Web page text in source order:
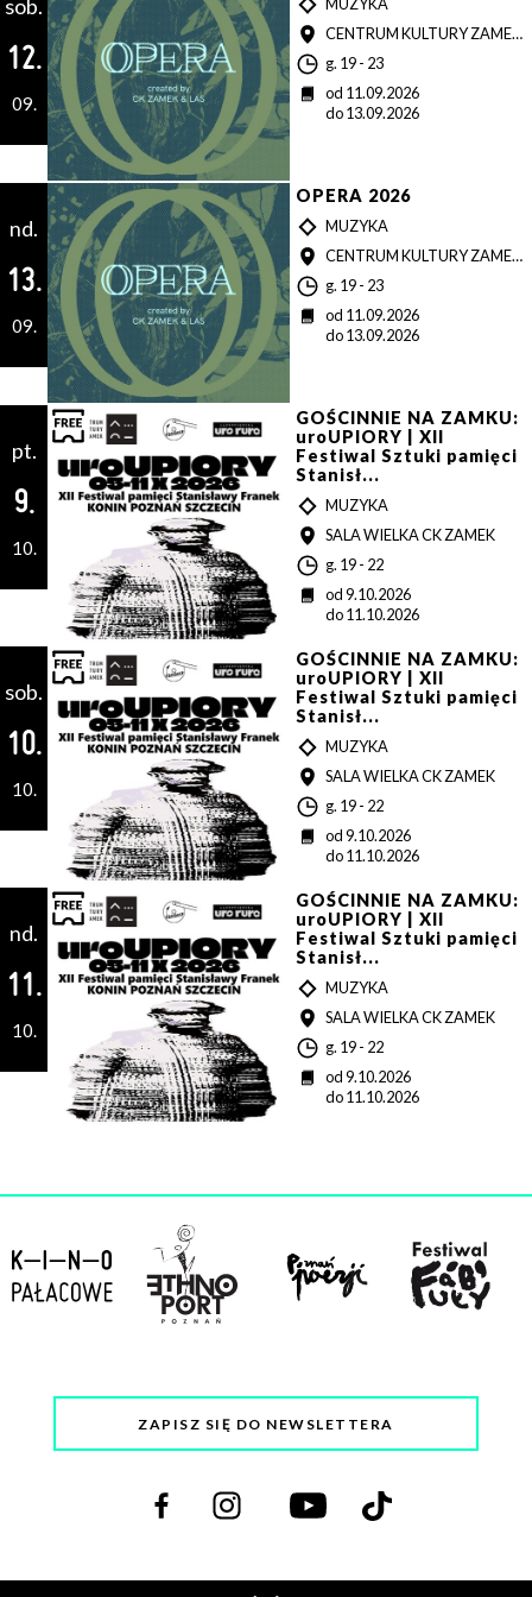
sob.
12.
09.
Y
P
MIEJSCE
CENTRUM KULTURY ZAMEK W POZNANIU
G
o
d
g. 19 - 23
D
od 11.09.2026
do 13.09.2026
nd.
13.
09.
OPERA 2026
T
Y
P
MUZYKA
MIEJSCE
CENTRUM KULTURY ZAMEK W POZNANIU
G
o
d
g. 19 - 23
D
od 11.09.2026
do 13.09.2026
pt.
9.
10.
GOŚCINNIE NA ZAMKU:
uroUPIORY | XII
Festiwal Sztuki pamięci
Stanisł...
T
Y
P
MUZYKA
MIEJSCE
SALA WIELKA CK ZAMEK
G
o
d
n
a
g. 19 - 22
D
a
od 9.10.2026
do 11.10.2026
sob.
10.
10.
GOŚCINNIE NA ZAMKU:
uroUPIORY | XII
Festiwal Sztuki pamięci
Stanisł...
T
Y
P
MUZYKA
MIEJSCE
SALA WIELKA CK ZAMEK
G
o
d
n
a
g. 19 - 22
D
a
od 9.10.2026
do 11.10.2026
nd.
11.
10.
GOŚCINNIE NA ZAMKU:
uroUPIORY | XII
Festiwal Sztuki pamięci
Stanisł...
T
Y
P
MUZYKA
MIEJSCE
SALA WIELKA CK ZAMEK
G
o
d
g. 19 - 22
D
od 9.10.2026
do 11.10.2026
ZAPISZ SIĘ DO NEWSLETTERA
Odwiedź
nas
Odwiedź
nas
Odwiedź
nas
Odwiedź
nas